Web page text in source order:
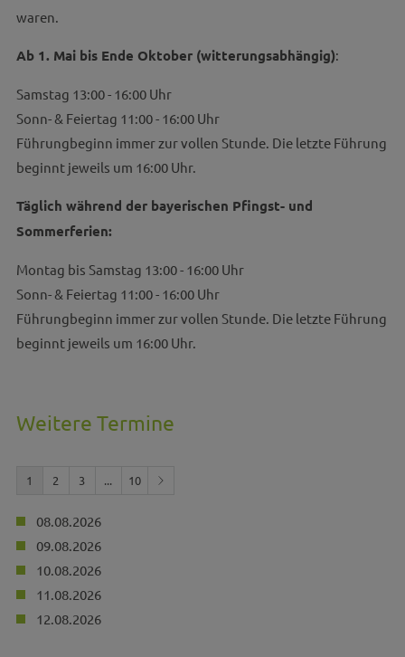
waren.
Ab 1. Mai bis Ende Oktober (witterungsabhängig):
Samstag 13:00 - 16:00 Uhr
Sonn- & Feiertag 11:00 - 16:00 Uhr
Führungbeginn immer zur vollen Stunde. Die letzte Führung
beginnt jeweils um 16:00 Uhr.
Täglich während der bayerischen Pfingst- und
Sommerferien:
Montag bis Samstag 13:00 - 16:00 Uhr
Sonn- & Feiertag 11:00 - 16:00 Uhr
Führungbeginn immer zur vollen Stunde. Die letzte Führung
beginnt jeweils um 16:00 Uhr.
Weitere Termine
1 2 3 ... 10
08.08.2026
09.08.2026
10.08.2026
11.08.2026
12.08.2026